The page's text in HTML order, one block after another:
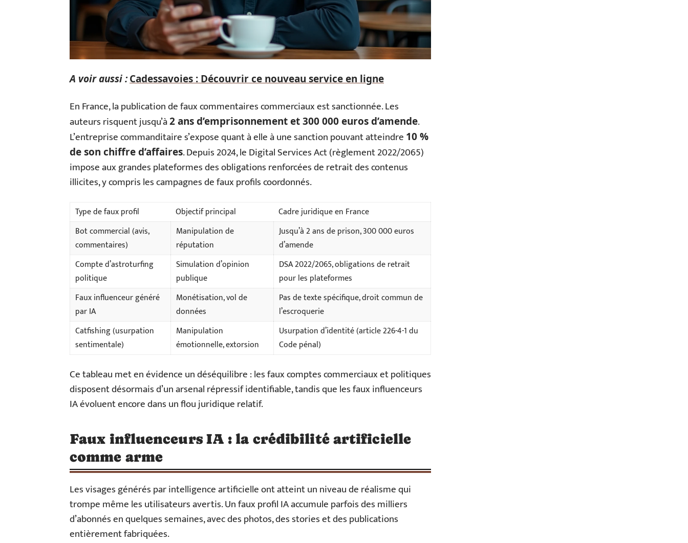
A voir aussi :Cadessavoies : Découvrir ce nouveau service en ligne
En France, la publication de faux commentaires commerciaux est sanctionnée. Les
auteurs risquent jusqu’à2 ans d’emprisonnement et 300 000 euros d’amende.
L’entreprise commanditaire s’expose quant à elle à une sanction pouvant atteindre 10 %
de son chiffre d’affaires. Depuis 2024, le Digital Services Act (règlement 2022/2065)
impose aux grandes plateformes des obligations renforcées de retrait des contenus
illicites, y compris les campagnes de faux profils coordonnés.
Type de faux profil Objectif principal
Cadre juridique en France
Bot commercial (avis,
commentaires)
Manipulation de
réputation
Jusqu’à 2 ans de prison, 300 000 euros
d’amende
Compte d’astroturfing
politique
Simulation d’opinion
publique
DSA 2022/2065, obligations de retrait
pour les plateformes
Faux influenceur généré
par IA
Monétisation, vol de
données
Pas de texte spécifique, droit commun de
l’escroquerie
Catfishing (usurpation
sentimentale)
Manipulation
émotionnelle, extorsion
Usurpation d’identité (article 226-4-1 du
Code pénal)
Ce tableau met en évidence un déséquilibre : les faux comptes commerciaux et politiques
disposent désormais d’un arsenal répressif identifiable, tandis que les faux influenceurs
IA évoluent encore dans un flou juridique relatif.
Faux influenceurs IA : la crédibilité artificielle
comme arme
Les visages générés par intelligence artificielle ont atteint un niveau de réalisme qui
trompe même les utilisateurs avertis. Un faux profil IA accumule parfois des milliers
d’abonnés en quelques semaines, avec des photos, des stories et des publications
entièrement fabriquées.